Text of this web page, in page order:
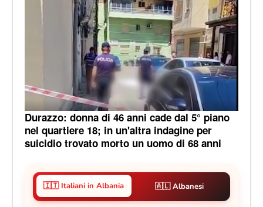
Durazzo: donna di 46 anni cade dal 5° piano
nel quartiere 18; in un'altra indagine per
suicidio trovato morto un uomo di 68 anni
🇮🇹 Italiani in Albania 🇦🇱 Albanesi